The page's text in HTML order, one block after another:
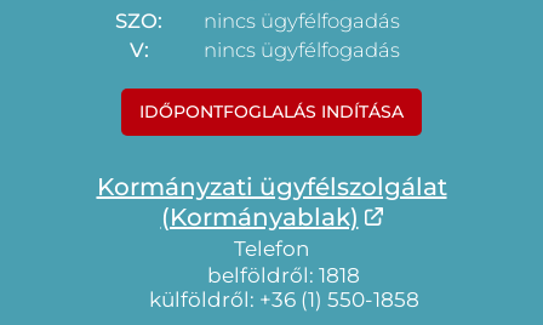
SZO:
nincs ügyfélfogadás
V:
nincs ügyfélfogadás
IDŐPONTFOGLALÁS INDÍTÁSA
Kormányzati ügyfélszolgálat
(Kormányablak)
Telefon
belföldről: 1818
külföldről: +36 (1) 550-1858